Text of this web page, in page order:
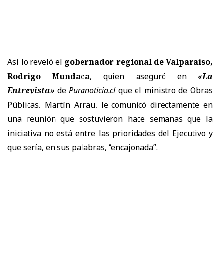
Así lo reveló el gobernador regional de Valparaíso,
Rodrigo Mundaca, quien aseguró en «La
Entrevista» dePuranoticia.clque el ministro de Obras
Públicas, Martín Arrau, le comunicó directamente en
una reunión que sostuvieron hace semanas que la
iniciativa no está entre las prioridades del Ejecutivo y
que sería, en sus palabras, “encajonada”.